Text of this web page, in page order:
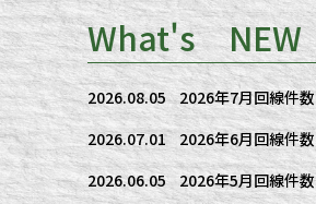
What's NEW
2026.08.05
2026年7月回線件数
2026.07.01
2026年6月回線件数
2026.06.05
2026年5月回線件数